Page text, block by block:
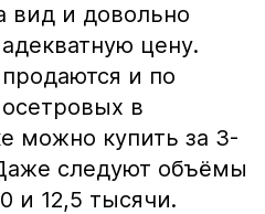
вид и довольно
цену.
и по
в
можно купить за 3-
следуют объёмы
и 12,5 тысячи.